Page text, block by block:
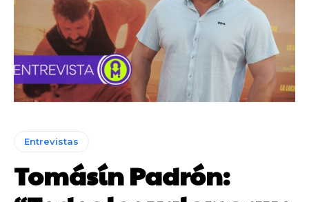
Entrevistas
Tomásín Padrón: